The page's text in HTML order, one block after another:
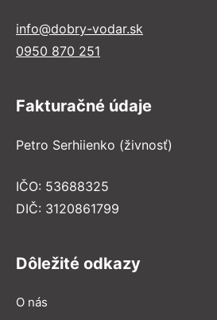
info@dobry-vodar.sk
0950 870 251
Fakturačné údaje
Petro Serhiienko (živnosť)
IČO: 53688325
DIČ: 3120861799
Dôležité odkazy
O nás